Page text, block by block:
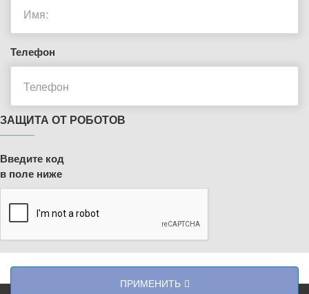
Телефон
ЗАЩИТА ОТ РОБОТОВ
Введите код
в поле ниже
ПРИМЕНИТЬ